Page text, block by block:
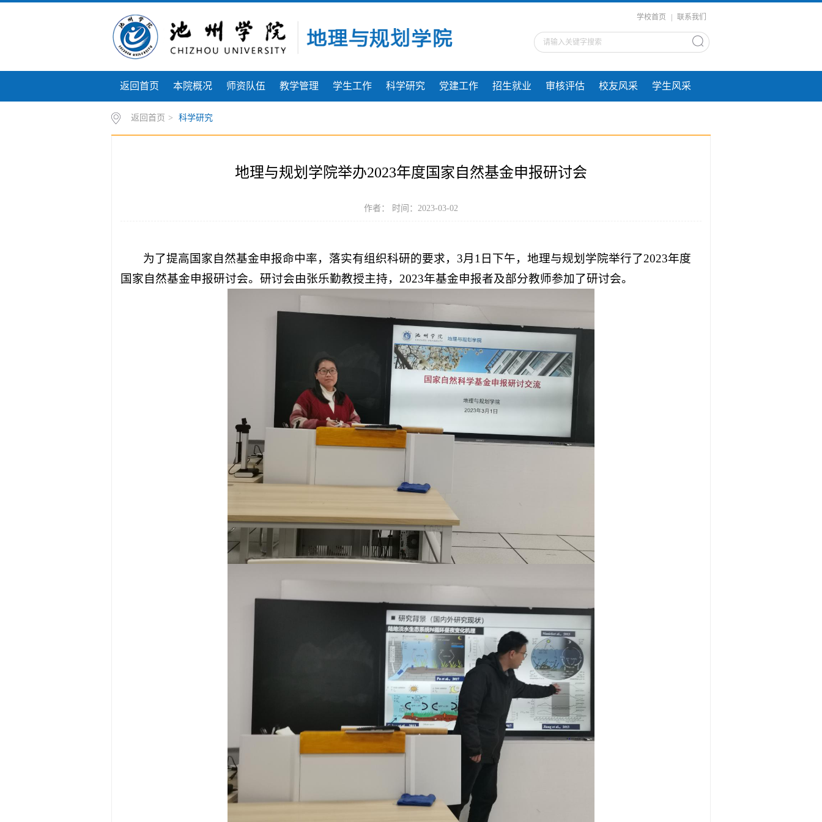
学校首页 联系我们
返回首页 本院概况 师资队伍 教学管理 学生工作 科学研究 党建工作 招生就业 审核评估 校友风采 学生风采
返回首页 > 科学研究
地理与规划学院举办2023年度国家自然基金申报研讨会
作者： 时间：2023-03-02
为了提高国家自然基金申报命中率，落实有组织科研的要求，3月1日下午，地理与规划学院举行了2023年度
国家自然基金申报研讨会。研讨会由张乐勤教授主持，2023年基金申报者及部分教师参加了研讨会。